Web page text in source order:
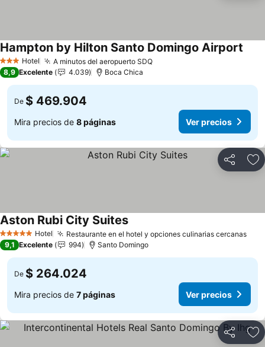
3 Estrellas
Hotel A minutos del aeropuerto SDQVer precios
Hampton by Hilton Santo Domingo Airport
8,9 Excelente 4.039 Boca Chica
De $ 469.904
Mira precios de 8 páginas Ver precios
Compartir
5 Estrellas Hotel Restaurante en el hotel y opciones culinarias cercanasVer
Aston Rubi City SuitesVer precios
9,1 Excelente 994 Santo Domingo
De $ 264.024
Mira precios de 7 páginas Ver precios
Compartir